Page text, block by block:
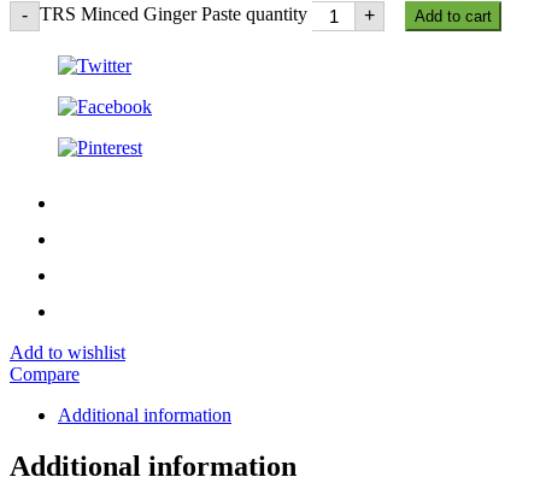
- TRS Minced Ginger Paste quantity + Add to cart
Add to wishlist
Compare
Additional information
Additional information